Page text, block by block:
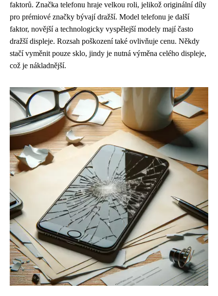
faktorů. Značka telefonu hraje velkou roli, jelikož originální díly
pro prémiové značky bývají dražší. Model telefonu je další
faktor, novější a technologicky vyspělejší modely mají často
dražší displeje. Rozsah poškození také ovlivňuje cenu. Někdy
stačí vyměnit pouze sklo, jindy je nutná výměna celého displeje,
což je nákladnější.